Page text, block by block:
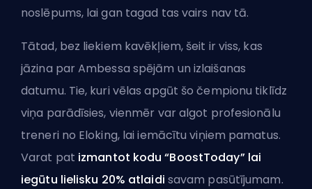
noslēpums, lai gan tagad tas vairs nav tā.
Tātad, bez liekiem kavēkļiem, šeit ir viss, kas
jāzina par Ambessa spējām un izlaišanas
datumu. Tie, kuri vēlas apgūt šo čempionu tiklīdz
viņa parādīsies, vienmēr var algot profesionālu
treneri no Eloking, lai iemācītu viņiem pamatus.
Varat pat izmantot kodu “BoostToday” lai
iegūtu lielisku 20% atlaidi savam pasūtījumam.